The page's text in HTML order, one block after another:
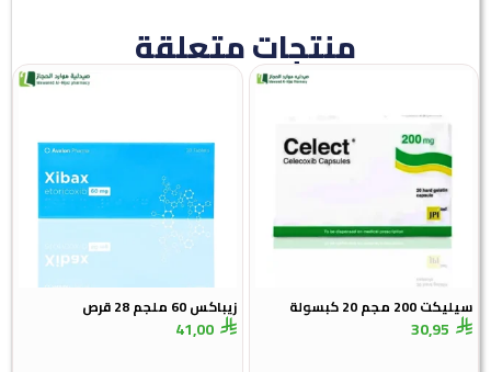
منتجات متعلقة
سيليكت 200 مجم 20 كبسولة
30,95
زيباكس 60 ملجم 28 قرص
41,00